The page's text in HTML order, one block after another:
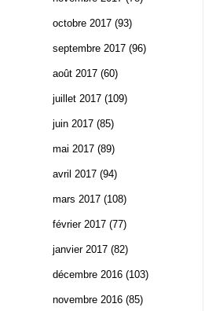
octobre 2017 (93)
septembre 2017 (96)
août 2017 (60)
juillet 2017 (109)
juin 2017 (85)
mai 2017 (89)
avril 2017 (94)
mars 2017 (108)
février 2017 (77)
janvier 2017 (82)
décembre 2016 (103)
novembre 2016 (85)